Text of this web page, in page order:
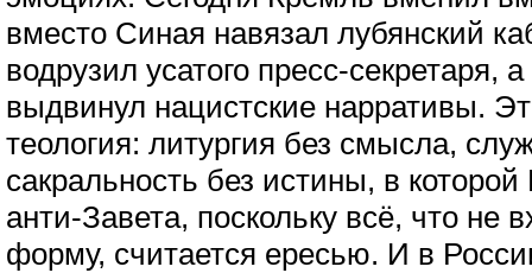
вместо Синая навязал лубянский
водрузил усатого пресс-секретаря,
выдвинул нацистские нарративы.
теология: литургия без смысла,
сакральность без истины, в
анти-Завета, поскольку всё, что не
форму, считается ересью. И в